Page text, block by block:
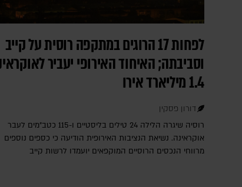
לפחות 17 הרוגים במתקפה רוסית על קייב
וסביבתה; האיחוד האירופי יעביר
1.4 מיליארד אירו
דורון פסקין
רוסיה שיגרה הלילה 24 טילים בליסטיים ו-115 כטב"מים לעבר
אוקראינה. נשיאת הנציבות האירופית הודיעה כי כספים נוספים
מרווחי הנכסים הרוסיים המוקפאים יועמדו לרשות קייב